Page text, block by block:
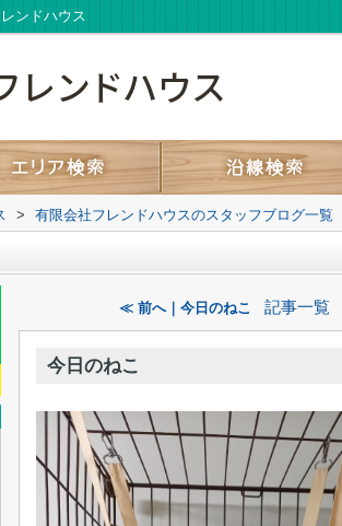
ンドハウス
> 有限会社フレンドハウスのスタッフブログ一覧
≪ 前へ｜今日のねこ 記事一覧
今日のねこ